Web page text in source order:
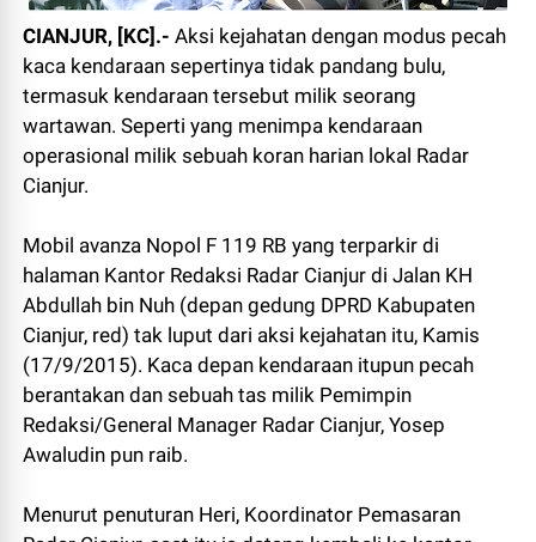
CIANJUR, [KC].- Aksi kejahatan dengan modus pecah
kaca kendaraan sepertinya tidak pandang bulu,
termasuk kendaraan tersebut milik seorang
wartawan. Seperti yang menimpa kendaraan
operasional milik sebuah koran harian lokal Radar
Cianjur.
Mobil avanza Nopol F 119 RB yang terparkir di
halaman Kantor Redaksi Radar Cianjur di Jalan KH
Abdullah bin Nuh (depan gedung DPRD Kabupaten
Cianjur, red) tak luput dari aksi kejahatan itu, Kamis
(17/9/2015). Kaca depan kendaraan itupun pecah
berantakan dan sebuah tas milik Pemimpin
Redaksi/General Manager Radar Cianjur, Yosep
Awaludin pun raib.
Menurut penuturan Heri, Koordinator Pemasaran